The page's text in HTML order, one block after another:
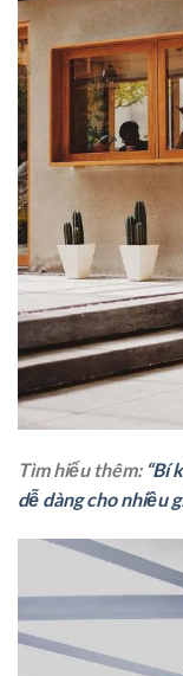
Tìm hiểu thêm: “Bí
dễ dàng cho nhiều